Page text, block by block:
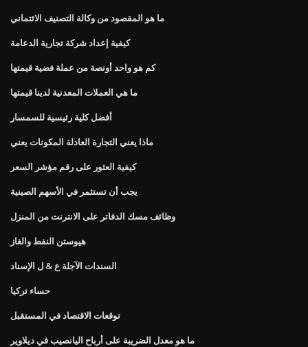
ما هو المقصود من وكالة التصنيف الائتماني
كيفية إعداد شركة تجارية الدعامة
كم هو واحد أونصة من عملة فضية قيمتها
ما هي العملات المعدنية لدينا قيمتها
أفضل كلية رئيسية للسمسار
ماذا يعني التجارة العادلة المكونات يعني
كيفية العثور على رقم مؤشر السعر
يجب أن تستثمر في الأسهم الصينية
وظائف مسك الدفاتر على الانترنت من المنزل
هيوستن النفط والغاز
السندات الآجلة ع & ل الإسناد
حساء تركيا
توقعات الاقتصاد في المستقبل
ما هو معدل الضريبة على أرباح اليانصيب في ديلاوير